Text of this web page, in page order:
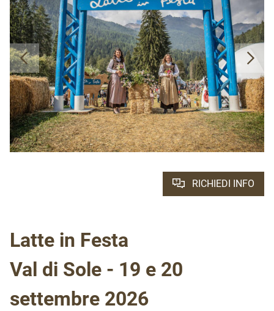
RICHIEDI INFO
Latte in Festa
Val di Sole - 19 e 20
settembre 2026